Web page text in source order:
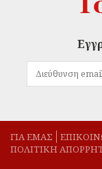
ΓΙΑ ΕΜΑΣ
ΠΟΛΙΤΙΚΗ